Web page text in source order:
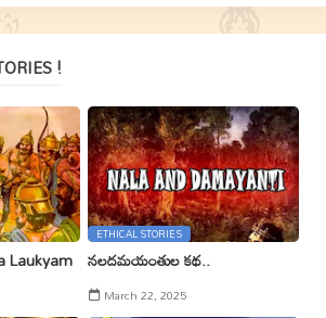
!
Laukyam
ETHICAL STORIES
నలదమయంతుల కథ..
March 22, 2025